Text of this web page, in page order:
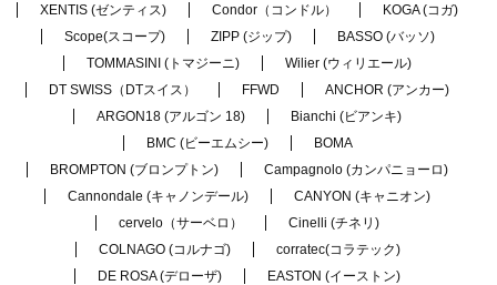
XENTIS (ゼンティス)
Condor（コンドル）
KOGA (コガ)
Scope(スコープ)
ZIPP (ジップ)
BASSO (バッソ)
TOMMASINI (トマジーニ)
Wilier (ウィリエール)
DT SWISS（DTスイス）
FFWD
ANCHOR (アンカー)
ARGON18 (アルゴン 18)
Bianchi (ビアンキ)
BMC (ビーエムシー)
BOMA
BROMPTON (ブロンプトン)
Campagnolo (カンパニョーロ)
Cannondale (キャノンデール)
CANYON (キャニオン)
cervelo（サーベロ）
Cinelli (チネリ)
COLNAGO (コルナゴ)
corratec(コラテック)
DE ROSA (デローザ)
EASTON (イーストン)